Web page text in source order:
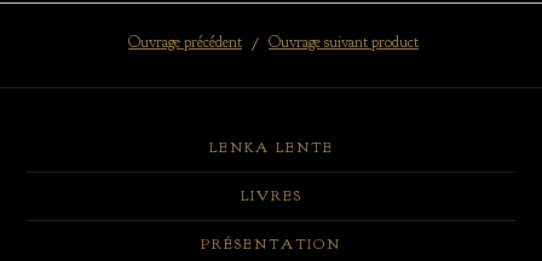
Ouvrage précédent Ouvrage suivant product
LENKA LENTE
LIVRES
PRÉSENTATION